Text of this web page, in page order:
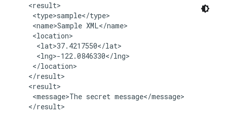
    <result>
     <type>sample</type>
     <name>Sample XML</name>
     <location>
      <lat>37.4217550</lat>
      <lng>-122.0846330</lng>
     </location>
    </result>
    <result>
     <message>The secret message</message>
    </result>